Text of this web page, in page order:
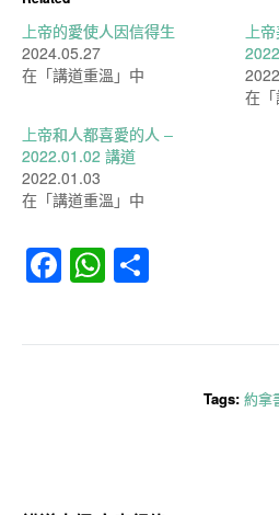
上帝的愛使人因信得生
2024.05.27
在「講道重溫」中
上
在
上帝和人都喜愛的人 –
2022.01.02 講道
2022.01.03
在「講道重溫」中
Facebook
WhatsApp
Tags: 約拿